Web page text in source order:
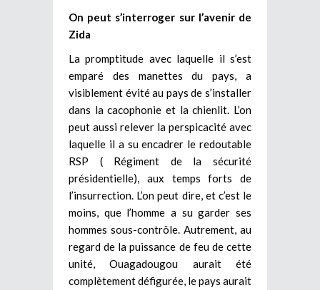
On peut s’interroger sur l’avenir de
Zida
La promptitude avec laquelle il s’est
emparé des manettes du pays, a
visiblement évité au pays de s’installer
dans la cacophonie et la chienlit. L’on
peut aussi relever la perspicacité avec
laquelle il a su encadrer le redoutable
RSP ( Régiment de la sécurité
présidentielle), aux temps forts de
l’insurrection. L’on peut dire, et c’est le
moins, que l’homme a su garder ses
hommes sous-contrôle. Autrement, au
regard de la puissance de feu de cette
unité, Ouagadougou aurait été
complètement défigurée, le pays aurait